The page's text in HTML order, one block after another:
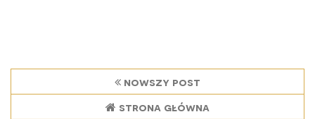
nowszy post
strona główna